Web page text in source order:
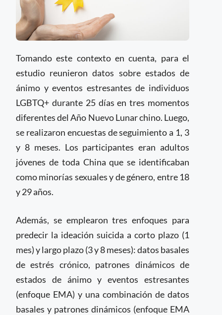
Tomando este contexto en cuenta, para el
estudio reunieron datos sobre estados de
ánimo y eventos estresantes de individuos
LGBTQ+ durante 25 días en tres momentos
diferentes del Año Nuevo Lunar chino. Luego,
se realizaron encuestas de seguimiento a 1, 3
y 8 meses. Los participantes eran adultos
jóvenes de toda China que se identificaban
como minorías sexuales y de género, entre 18
y 29 años.
Además, se emplearon tres enfoques para
predecir la ideación suicida a corto plazo (1
mes) y largo plazo (3 y 8 meses): datos basales
de estrés crónico, patrones dinámicos de
estados de ánimo y eventos estresantes
(enfoque EMA) y una combinación de datos
basales y patrones dinámicos (enfoque EMA